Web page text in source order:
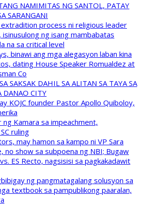
NAMIMITAS NG SANTOL, PATAY
SARANGANI
extradition process ni religious leader
ng isang mambabatas
na sa critical level
binawi ang mga alegasyon laban kina
dating House Speaker Romualdez at
Co
SAKSAK DAHIL SA ALITAN SA TAYA SA
DANAO CITY
KOJC founder Pastor Apollo Quiboloy,
ng Kamara sa impeachment,
ruling
may hamon sa kampo ni VP Sara
no show sa subpoena ng NBI; Bugaw
ES Recto, nagsisisi sa pagkakadawit
ng pangmatagalang solusyon sa
textbook sa pampublikong paaralan,